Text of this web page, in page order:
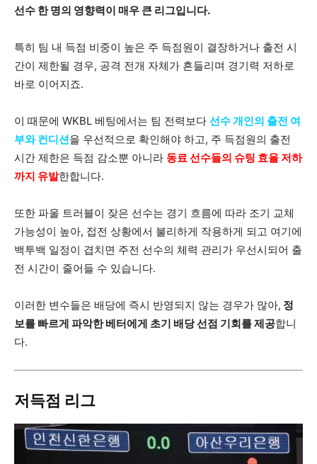
선수 한 명의 영향력이 매우 큰 리그입니다.
특히 팀 내 득점 비중이 높은 주 득점원이 결장하거나 출전 시
간이 제한될 경우, 공격 전개 자체가 흔들리며 경기력 저하로
바로 이어지죠.
이 때문에 WKBL 베팅에서는 팀 전력보다 선수 개인의 출전 여
부와 컨디션을 우선적으로 확인해야 하고, 주 득점원의 출전
시간 제한은 득점 감소뿐 아니라 동료 선수들의 슈팅 효율 저하
까지 유발한합니다.
또한 파울 트러블이 잦은 선수는 경기 흐름에 따라 조기 교체
가능성이 높아, 접전 상황에서 불리하게 작용하게 되고 여기에
백투백 일정이 겹치면 주전 선수의 체력 관리가 우선시되어 출
전 시간이 줄어들 수 있습니다.
이러한 변수들은 배당에 즉시 반영되지 않는 경우가 많아, 정
보를 빠르게 파악한 베터에게 초기 배당 선점 기회를 제공합니
다.
저득점 리그